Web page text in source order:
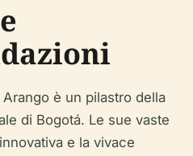
è un pilastro della
di Bogotá. Le sue vaste
e la vivace